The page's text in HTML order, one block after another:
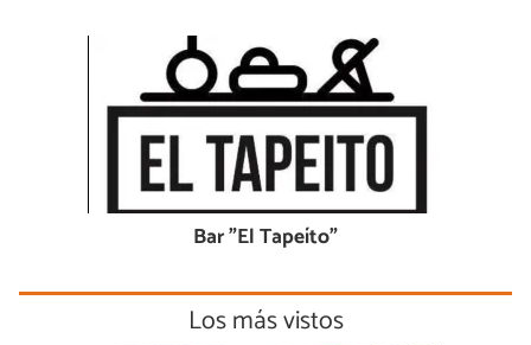
Bar "El Tapeíto"
Los más vistos